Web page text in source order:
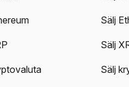
Sälj
Sälj
Sälj